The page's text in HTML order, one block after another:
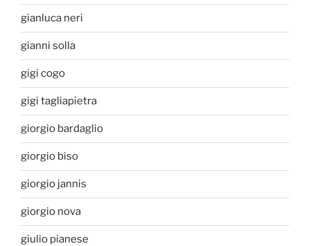
gianluca neri
gianni solla
gigi cogo
gigi tagliapietra
giorgio bardaglio
giorgio biso
giorgio jannis
giorgio nova
giulio pianese